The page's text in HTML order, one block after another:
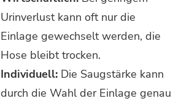
Urinverlust kann oft nur die
Einlage gewechselt werden, die
Hose bleibt trocken.
Individuell: Die Saugstärke kann
durch die Wahl der Einlage genau